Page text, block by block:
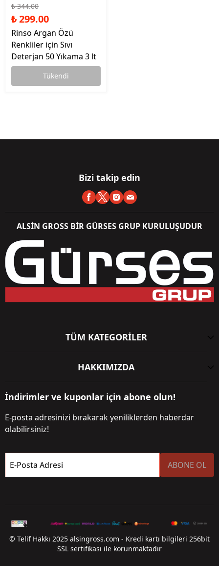
₺ 344.00
₺ 299.00
Rinso Argan Özü
Renkliler için Sıvı
Deterjan 50 Yıkama 3 lt
Tükendi
Bizi takip edin
ALSİN GROSS BİR GÜRSES GRUP KURULUŞUDUR
TÜM KATEGORİLER
HAKKIMIZDA
İndirimler ve kuponlar için abone olun!
E-posta adresinizi bırakarak yeniliklerden haberdar
olabilirsiniz!
E-Posta Adresi ABONE OL
© Telif Hakkı 2025 alsingross.com - Kredi kartı bilgileri 256bit
SSL sertifikası ile korunmaktadır